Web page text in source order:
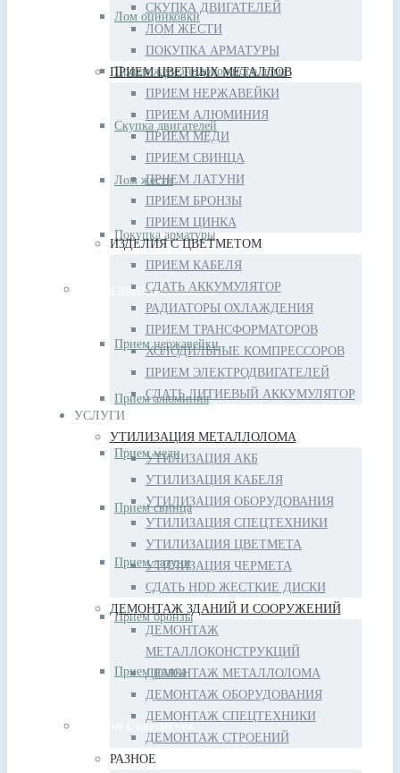
Лом оцинковки
Прием железнодорожного лома
Скупка двигателей
Лом жести
Покупка арматуры
Прием цветных металлов
Прием нержавейки
Прием алюминия
Прием меди
Прием свинца
Прием латуни
Прием бронзы
Прием цинка
Изделия с цветметом
СКУПКА ДВИГАТЕЛЕЙ
ЛОМ ЖЕСТИ
ПОКУПКА АРМАТУРЫ
ПРИЕМ ЦВЕТНЫХ МЕТАЛЛОВ
ПРИЕМ НЕРЖАВЕЙКИ
ПРИЕМ АЛЮМИНИЯ
ПРИЕМ МЕДИ
ПРИЕМ СВИНЦА
ПРИЕМ ЛАТУНИ
ПРИЕМ БРОНЗЫ
ПРИЕМ ЦИНКА
ИЗДЕЛИЯ С ЦВЕТМЕТОМ
ПРИЕМ КАБЕЛЯ
СДАТЬ АККУМУЛЯТОР
РАДИАТОРЫ ОХЛАЖДЕНИЯ
ПРИЕМ ТРАНСФОРМАТОРОВ
ХОЛОДИЛЬНЫЕ КОМПРЕССОРОВ
ПРИЕМ ЭЛЕКТРОДВИГАТЕЛЕЙ
СДАТЬ ЛИТИЕВЫЙ АККУМУЛЯТОР
УСЛУГИ
УТИЛИЗАЦИЯ МЕТАЛЛОЛОМА
УТИЛИЗАЦИЯ АКБ
УТИЛИЗАЦИЯ КАБЕЛЯ
УТИЛИЗАЦИЯ ОБОРУДОВАНИЯ
УТИЛИЗАЦИЯ СПЕЦТЕХНИКИ
УТИЛИЗАЦИЯ ЦВЕТМЕТА
УТИЛИЗАЦИЯ ЧЕРМЕТА
СДАТЬ HDD ЖЕСТКИЕ ДИСКИ
ДЕМОНТАЖ ЗДАНИЙ И СООРУЖЕНИЙ
ДЕМОНТАЖ
МЕТАЛЛОКОНСТРУКЦИЙ
ДЕМОНТАЖ МЕТАЛЛОЛОМА
ДЕМОНТАЖ ОБОРУДОВАНИЯ
ДЕМОНТАЖ СПЕЦТЕХНИКИ
ДЕМОНТАЖ СТРОЕНИЙ
РАЗНОЕ